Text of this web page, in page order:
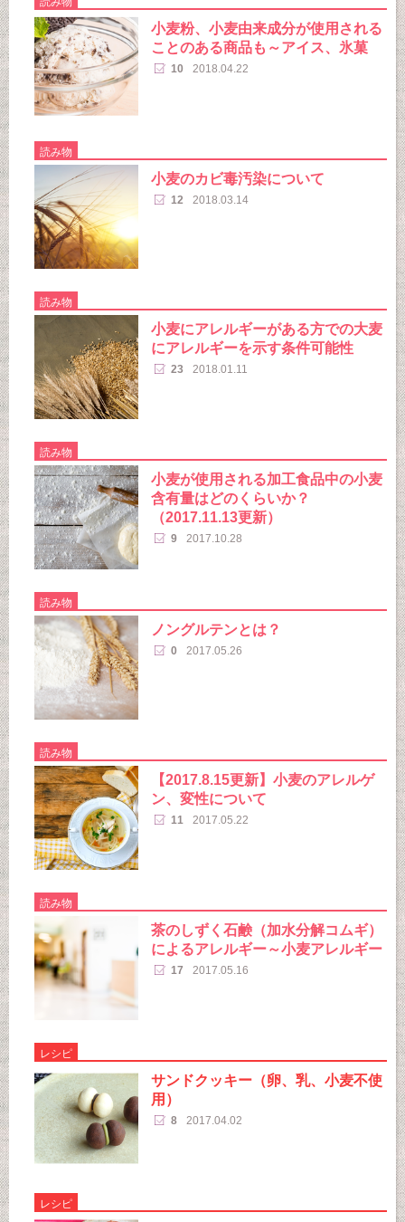
小麦粉、小麦由来成分が使用される
ことのある商品も～アイス、氷菓
10 2018.04.22
読み物
小麦のカビ毒汚染について
12 2018.03.14
読み物
小麦にアレルギーがある方での大麦
にアレルギーを示す条件可能性
23 2018.01.11
読み物
小麦が使用される加工食品中の小麦
含有量はどのくらいか？
（2017.11.13更新）
9 2017.10.28
読み物
ノングルテンとは？
0 2017.05.26
読み物
【2017.8.15更新】小麦のアレルゲ
ン、変性について
11 2017.05.22
読み物
茶のしずく石鹸（加水分解コムギ）
によるアレルギー～小麦アレルギー
17 2017.05.16
レシピ
サンドクッキー（卵、乳、小麦不使
用）
8 2017.04.02
レシピ